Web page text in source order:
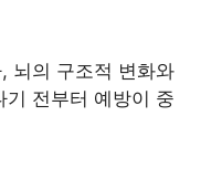
뇌의 구조적 변화와
기 전부터 예방이 중